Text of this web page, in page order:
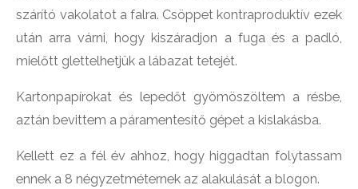
szárító vakolatot a falra. Csöppet kontraproduktív ezek
után arra várni, hogy kiszáradjon a fuga és a padló,
mielőtt glettelhetjük a lábazat tetejét.
Kartonpapírokat és lepedőt gyömöszöltem a résbe,
aztán bevittem a páramentesítő gépet a kislakásba.
Kellett ez a fél év ahhoz, hogy higgadtan folytassam
ennek a 8 négyzetméternek az alakulását a blogon.